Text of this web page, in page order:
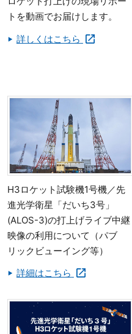
トを動画でお届けします。
詳しくはこちら
H3ロケット試験機1号機／先
進光学衛星「だいち3号」
(ALOS-3)の打上げライブ中継
映像の利用について（パブ
リックビューイング等）
詳細はこちら